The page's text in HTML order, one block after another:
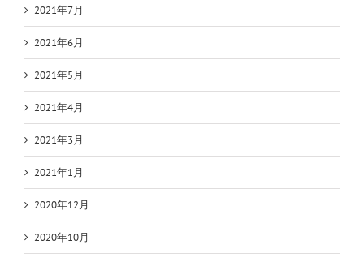
2021年7月
2021年6月
2021年5月
2021年4月
2021年3月
2021年1月
2020年12月
2020年10月